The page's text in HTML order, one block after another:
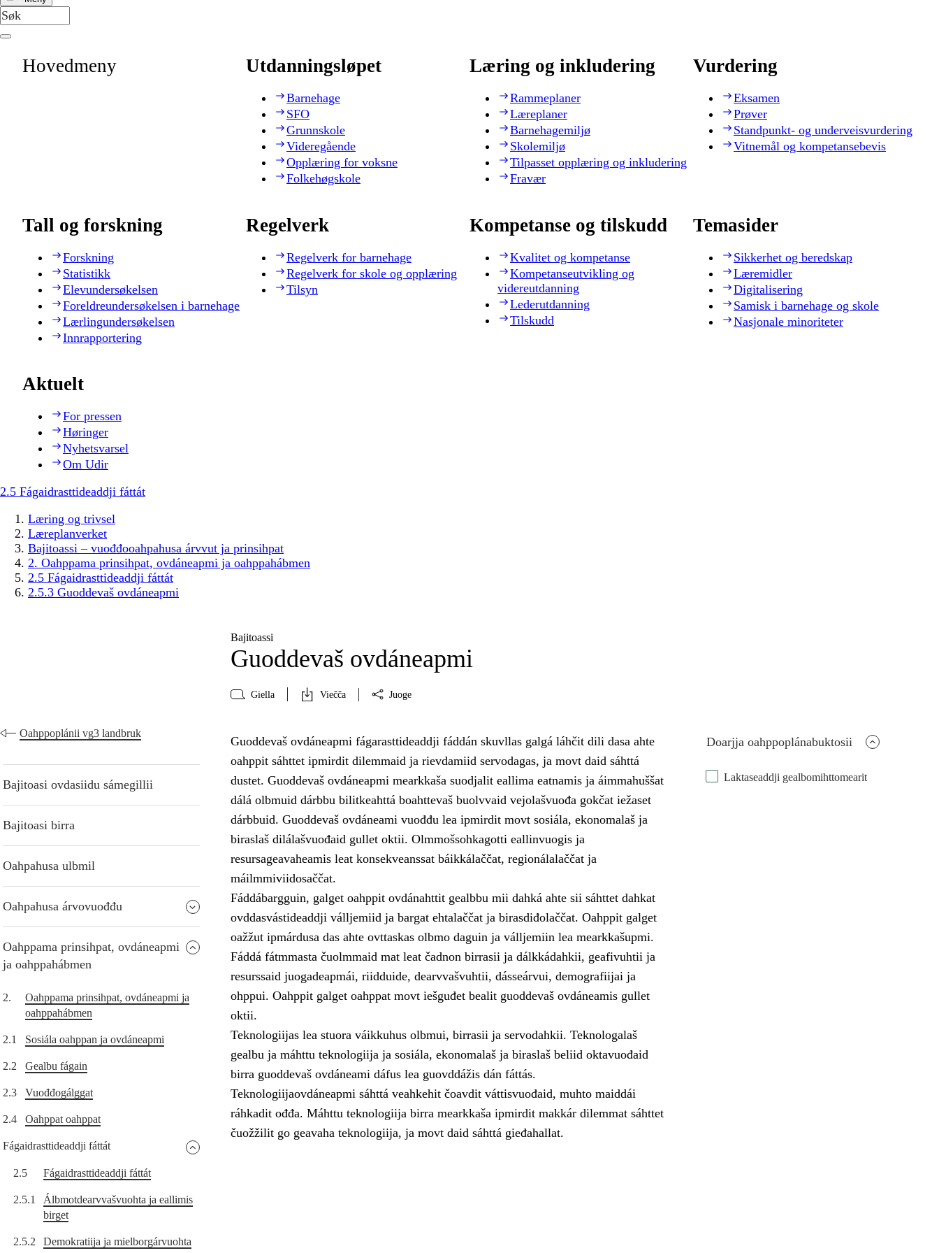
Hovedmeny Utdanningsløpet
Barnehage
SFO
Grunnskole
Videregående
Opplæring for voksne
Folkehøgskole
Læring og inkludering
Rammeplaner
Læreplaner
Barnehagemiljø
Skolemiljø
Tilpasset opplæring og inkludering
Fravær
Vurdering
Eksamen
Prøver
Standpunkt- og underveisvurdering
Vitnemål og kompetansebevis
Tall og forskning
Forskning
Statistikk
Elevundersøkelsen
Foreldreundersøkelsen i barnehage
Lærlingundersøkelsen
Innrapportering
Regelverk
Regelverk for barnehage
Regelverk for skole og opplæring
Tilsyn
Kompetanse og tilskudd
Kvalitet og kompetanse
Kompetanseutvikling og
videreutdanning
Lederutdanning
Tilskudd
Temasider
Sikkerhet og beredskap
Læremidler
Digitalisering
Samisk i barnehage og skole
Nasjonale minoriteter
Aktuelt
For pressen
Høringer
Nyhetsvarsel
Om Udir
2.5 Fágaidrasttideaddji fáttát
Læring og trivsel
Læreplanverket
Bajitoassi – vuođđooahpahusa árvvut ja prinsihpat
2. Oahppama prinsihpat, ovdáneapmi ja oahppahábmen
2.5 Fágaidrasttideaddji fáttát
2.5.3 Guoddevaš ovdáneapmi
Bajitoassi
Guoddevaš ovdáneapmi
Giella Viečča Juoge
Oahppoplánii vg3 landbruk
Bajitoasi ovdasiidu sámegillii
Bajitoasi birra
Oahpahusa ulbmil
Oahpahusa árvovuođđu
Oahppama prinsihpat, ovdáneapmi
ja oahppahábmen
2.
Oahppama prinsihpat, ovdáneapmi ja
oahppahábmen
2.1 Sosiála oahppan ja ovdáneapmi
2.2 Gealbu fágain
2.3 Vuođđogálggat
2.4 Oahppat oahppat
Fágaidrasttideaddji fáttát
2.5 Fágaidrasttideaddji fáttát
2.5.1
Álbmotdearvvašvuohta ja eallimis
birget
2.5.2 Demokratiija ja mielborgárvuohta
Doarjja oahppoplánabuktosii
Laktaseaddji gealbomihttomearit
Guoddevaš ovdáneapmi fágarasttideaddji fáddán skuvllas galgá láhčit dili dasa ahte
oahppit sáhttet ipmirdit dilemmaid ja rievdamiid servodagas, ja movt daid sáhttá
dustet. Guoddevaš ovdáneapmi mearkkaša suodjalit eallima eatnamis ja áimmahuššat
dálá olbmuid dárbbu bilitkeahttá boahttevaš buolvvaid vejolašvuođa gokčat iežaset
dárbbuid. Guoddevaš ovdáneami vuođđu lea ipmirdit movt sosiála, ekonomalaš ja
biraslaš dilálašvuođaid gullet oktii. Olmmošsohkagotti eallinvuogis ja
resursageavaheamis leat konsekveanssat báikkálaččat, regionálalaččat ja
máilmmiviidosaččat.
Fáddábargguin, galget oahppit ovdánahttit gealbbu mii dahká ahte sii sáhttet dahkat
ovddasvástideaddji válljemiid ja bargat ehtalaččat ja birasdiđolaččat. Oahppit galget
oažžut ipmárdusa das ahte ovttaskas olbmo daguin ja válljemiin lea mearkkašupmi.
Fáddá fátmmasta čuolmmaid mat leat čadnon birrasii ja dálkkádahkii, geafivuhtii ja
resurssaid juogadeapmái, riidduide, dearvvašvuhtii, dásseárvui, demografiijai ja
ohppui. Oahppit galget oahppat movt iešguđet bealit guoddevaš ovdáneamis gullet
oktii.
Teknologiijas lea stuora váikkuhus olbmui, birrasii ja servodahkii. Teknologalaš
gealbu ja máhttu teknologiija ja sosiála, ekonomalaš ja biraslaš beliid oktavuođaid
birra guoddevaš ovdáneami dáfus lea guovddážis dán fáttás.
Teknologiijaovdáneapmi sáhttá veahkehit čoavdit váttisvuođaid, muhto maiddái
ráhkadit ođđa. Máhttu teknologiija birra mearkkaša ipmirdit makkár dilemmat sáhttet
čuožžilit go geavaha teknologiija, ja movt daid sáhttá gieđahallat.